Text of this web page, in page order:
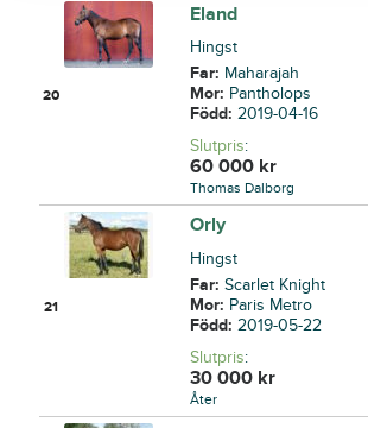
20
Eland
Hingst
Far: Maharajah
Mor: Pantholops
Född:2019-04-16
Slutpris:
60 000 kr
Thomas Dalborg
21
Orly
Hingst
Far:Scarlet Knight
Mor: Paris Metro
Född:2019-05-22
Slutpris:
30 000 kr
Åter